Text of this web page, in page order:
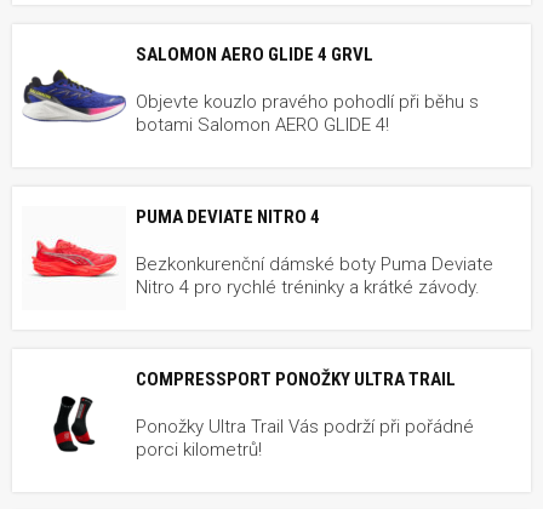
SALOMON AERO GLIDE 4 GRVL
Objevte kouzlo pravého pohodlí při běhu s
botami Salomon AERO GLIDE 4!
PUMA DEVIATE NITRO 4
Bezkonkurenční dámské boty Puma Deviate
Nitro 4 pro rychlé tréninky a krátké závody.
COMPRESSPORT PONOŽKY ULTRA TRAIL
Ponožky Ultra Trail Vás podrží při pořádné
porci kilometrů!